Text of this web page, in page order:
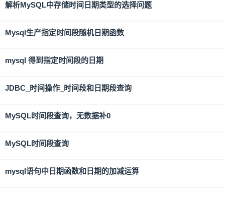
解析MySQL中存储时间日期类型的选择问题
Mysql生产指定时间段随机日期函数
mysql 得到指定时间段的日期
JDBC_时间操作_时间段和日期段查询
MySQL时间段查询，无数据补0
MySQL时间段查询
mysql语句中日期函数和日期的加减运算